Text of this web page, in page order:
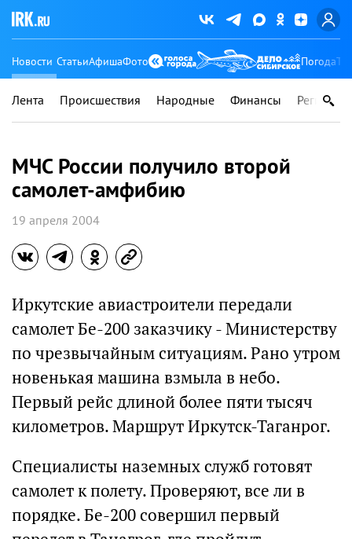
Новости СтатьиАфишаФото Погода
Лента Происшествия Народные Финансы Регионы
МЧС России получило второй
самолет-амфибию
19 апреля 2004
Иркутские авиастроители передали
cамолет Бе-200 заказчику - Министерству
по чрезвычайным ситуациям. Рано утром
новенькая машина взмыла в небо.
Первый рейс длиной более пяти тысяч
километров. Маршрут Иркутск-Таганрог.
Специалисты наземных служб готовят
самолет к полету. Проверяют, все ли в
порядке. Бе-200 совершил первый